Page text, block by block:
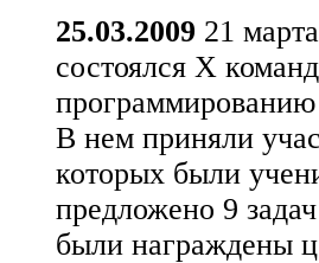
25.03.2009 21
состоялся X
В нем приняли
которых были
предложено 9
были награждены